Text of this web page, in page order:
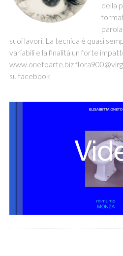
della
suoi lavori. La tecnica è quasi
variabili e la finalità un forte
www.onetoarte.biz
su facebook